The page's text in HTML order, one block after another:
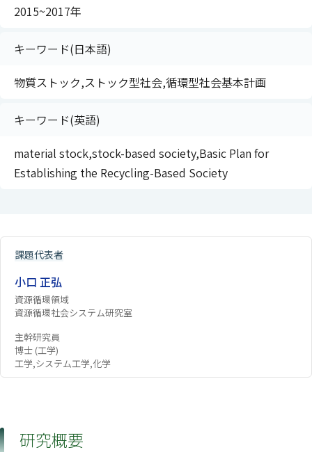
2015~2017年
キーワード(日本語)
物質ストック,ストック型社会,循環型社会基本計画
キーワード(英語)
material stock,stock-based society,Basic Plan for
Establishing the Recycling-Based Society
課題代表者
小口 正弘
資源循環領域
資源循環社会システム研究室
主幹研究員
博士 (工学)
工学,システム工学,化学
研究概要